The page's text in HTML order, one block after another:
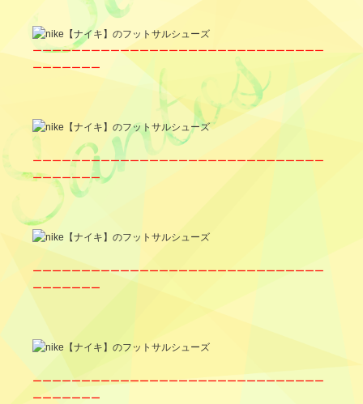
ーーーーーーーーーーーーーーーーーーーーーーーーーーーーーー
ーーーーーーー
ーーーーーーーーーーーーーーーーーーーーーーーーーーーーーー
ーーーーーーー
ーーーーーーーーーーーーーーーーーーーーーーーーーーーーーー
ーーーーーーー
ーーーーーーーーーーーーーーーーーーーーーーーーーーーーーー
ーーーーーーー